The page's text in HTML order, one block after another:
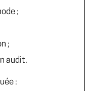
;
;
audit.
: